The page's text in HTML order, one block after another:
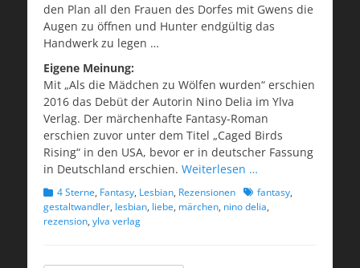
den Plan all den Frauen des Dorfes mit Gwens die
Augen zu öffnen und Hunter endgültig das
Handwerk zu legen …
Eigene Meinung:
Mit „Als die Mädchen zu Wölfen wurden“ erschien
2016 das Debüt der Autorin Nino Delia im Ylva
Verlag. Der märchenhafte Fantasy-Roman
erschien zuvor unter dem Titel „Caged Birds
Rising“ in den USA, bevor er in deutscher Fassung
in Deutschland erschien. Weiterlesen …
Kategorien
4 Sterne, Fantasy, Lesbian, Rezensionen Schlagworte
fantasy,
gestaltwandler, lesbian, liebe, märchen, nino delia,
rezension, ylva verlag